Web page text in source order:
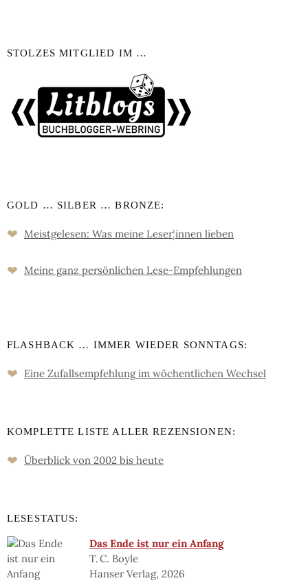
STOLZES MITGLIED IM …
GOLD … SILBER … BRONZE:
❤ Meistgelesen: Was meine Leser¦innen lieben
❤ Meine ganz persön­lichen Lese-Empfeh­lungen
FLASHBACK … IMMER WIEDER SONNTAGS:
❤ Eine Zufalls­empfehlung im wöchent­lichen Wechsel
KOMPLETTE LISTE ALLER REZENSIONEN:
❤ Überblick von 2002 bis heute
LESESTATUS:
Das Ende ist nur ein Anfang
T. C. Boyle
Hanser Verlag, 2026